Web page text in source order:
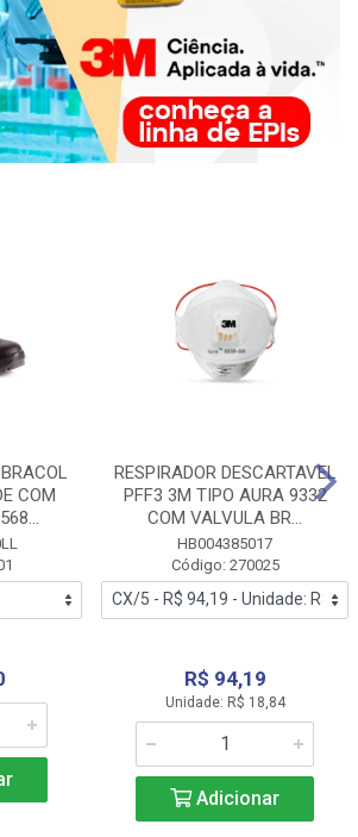
COM
RESPIRADOR DESCARTAVEL
PFF3 3M TIPO AURA 9332
COM VALVULA BR...
HB004385017
Código: 270025
R$ 94,19
Unidade: R$ 18,84
Adicionar